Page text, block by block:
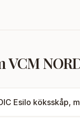
VCM
Esilo köksskåp,